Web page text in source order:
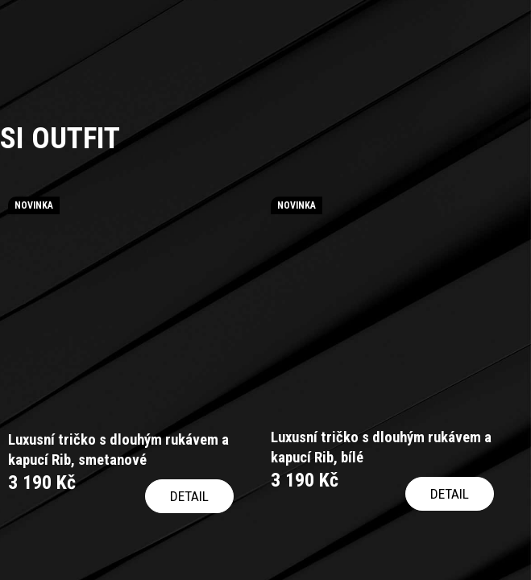
NOVINKA
Luxusní tričko s dlouhým rukávem a
kapucí Rib, smetanové
3 190 Kč
DETAIL
NOVINKA
Luxusní tričko s dlouhým rukávem a
kapucí Rib, bílé
3 190 Kč
DETAIL